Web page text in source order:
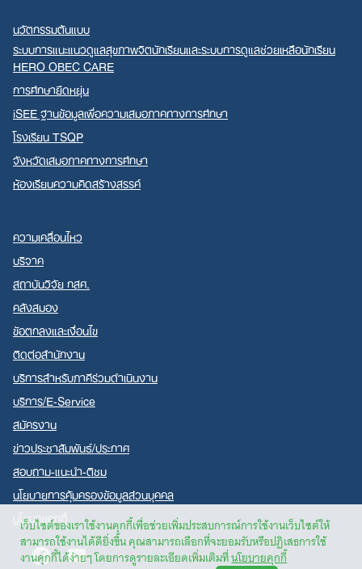
เว็บไซต์ของเราใช้งานคุกกี้เพื่อช่วยเพิ่มประสบการณ์การใช้งานเว็บไซต์ให้
สามารถใช้งานได้ดียิ่งขึ้น คุณสามารถเลือกที่จะยอมรับหรือปฏิเสธการใช้
งานคุกกี้ได้ง่ายๆ โดยการดูรายละเอียดเพิ่มเติมที่นโยบายคุกกี้
นวัตกรรมต้นแบบ
ระบบการแนะแนวดูแลสุขภาพจิตนักเรียนและระบบการดูแลช่วยเหลือนักเรียน
HERO OBEC CARE
การศึกษายืดหยุ่น
iSEE ฐานข้อมูลเพื่อความเสมอภาคทางการศึกษา
โรงเรียน TSQP
จังหวัดเสมอภาคทางการศึกษา
ห้องเรียนความคิดสร้างสรรค์
ความเคลื่อนไหว
บริจาค
สถาบันวิจัย กสศ.
คลังสมอง
ข้อตกลงและเงื่อนไข
ติดต่อสำนักงาน
บริการสำหรับภาคีร่วมดำเนินงาน
บริการ/E-Service
สมัครงาน
ข่าวประชาสัมพันธ์/ประกาศ
สอบถาม-แนะนำ-ติชม
นโยบายการคุ้มครองข้อมูลส่วนบุคคล
นโยบายคุกกี้
FacebookYoutube